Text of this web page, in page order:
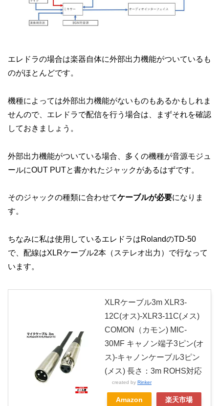
エレドラの場合は楽器自体に外部出力機能がついているも
のがほとんどです。
機種によっては外部出力機能がないものもあるかもしれま
せんので、エレドラで配信を行う場合は、まずそれを確認
しておきましょう。
外部出力機能がついている場合、多くの機種が音源モジュ
ールにOUT PUTと書かれたジャックがあるはずです。
そのジャックの種類に合わせてケーブルが必要になりま
す。
ちなみに私は使用しているエレドラはRolandのTD-50
で、配線はXLRケーブル2本（ステレオ出力）で行なって
います。
XLRケーブル3m XLR3-
12C(オス)-XLR3-11C(メス)
COMON（カモン) MIC-
30MF キャノン端子3ピン(オ
ス)-キャノンケーブル3ピン
(メス) 長さ：3m ROHS対応
created by Rinker
Amazon 楽天市場